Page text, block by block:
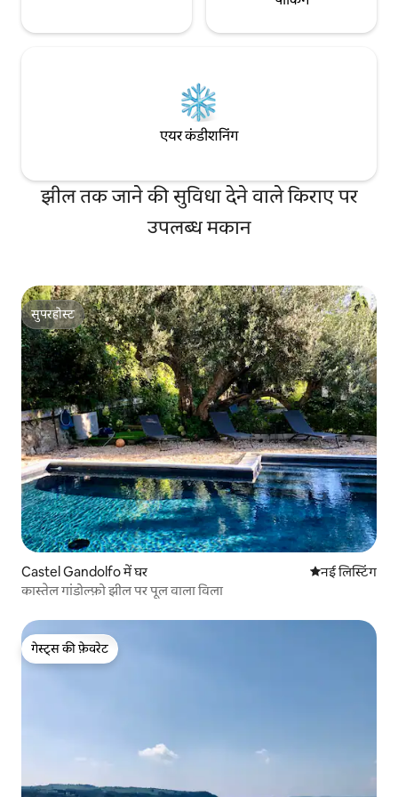
एयर कंडीशनिंग
झील तक जाने की सुविधा देने वाले किराए पर
उपलब्ध मकान
सुपरहोस्ट
सुपरहोस्ट
Castel Gandolfo में घर ठहरने की नई
नई लिस्टिंग
कास्तेल गांडोल्फ़ो झील पर पूल वाला विला
गेस्ट्स की फ़ेवरेट
गेस्ट्स की फ़ेवरेट